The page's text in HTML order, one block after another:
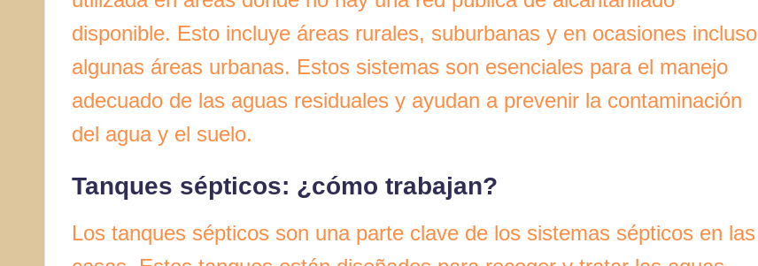
disponible. Esto incluye áreas rurales, suburbanas y en ocasiones incluso
algunas áreas urbanas. Estos sistemas son esenciales para el manejo
adecuado de las aguas residuales y ayudan a prevenir la contaminación
del agua y el suelo.
Tanques sépticos: ¿cómo trabajan?
Los tanques sépticos son una parte clave de los sistemas sépticos en las